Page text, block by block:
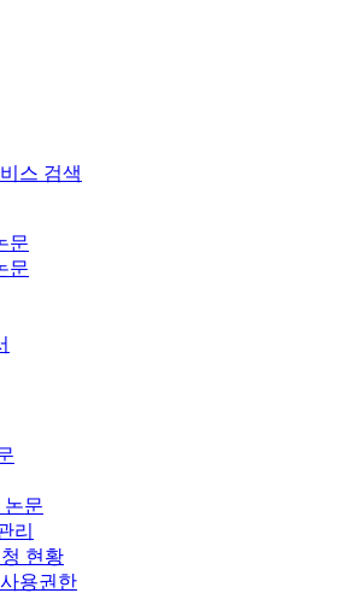
스 검색
문
문
논문
리
현황
용권한